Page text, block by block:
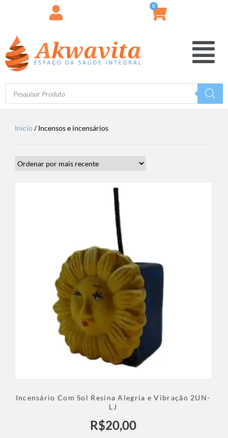
0
Início/ Incensos e incensários
Incensário Com Sol Resina Alegria e Vibração 2UN-
LJ
R$20,00